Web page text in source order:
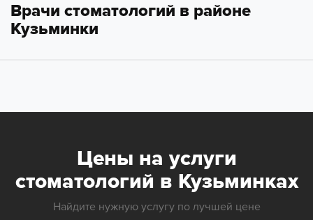
Врачи стоматологий в районе
Кузьминки
Цены на услуги
стоматологий в Кузьминках
Найдите нужную услугу по лучшей цене